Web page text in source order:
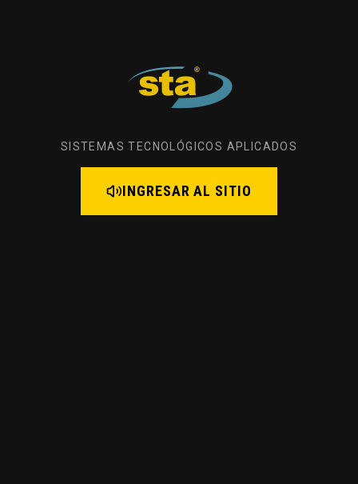
SISTEMAS TECNOLÓGICOS APLICADOS
INGRESAR AL SITIO